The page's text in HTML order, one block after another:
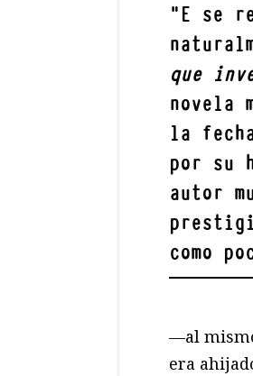
"E se
que
novela
la
por su
autor
como
—al
era